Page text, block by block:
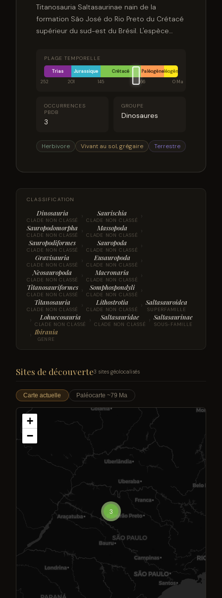
Titanosauria Saltasaurinae nain de la
formation São José do Rio Preto du Crétacé
supérieur du sud-est du Brésil. L'espèce
petits sauropodes connus à ce jour,
comparable en taille au Titanosauria
Magyarosaurus.
PLAGE TEMPORELLE
Trias Jurassique Crétacé PaléogèneNéogène
252
201 145 66 0 Ma
OCCURRENCES
PBDB
3
GROUPE
Dinosaures
Herbivore Vivant au sol, grégaire Terrestre
CLASSIFICATION
Dinosauria
CLADE NON CLASSÉ › Saurischia
CLADE NON CLASSÉ ›
Sauropodomorpha
CLADE NON CLASSÉ › Massopoda
CLADE NON CLASSÉ ›
Sauropodiformes
CLADE NON CLASSÉ › Sauropoda
CLADE NON CLASSÉ ›
Gravisauria
CLADE NON CLASSÉ › Eusauropoda
CLADE NON CLASSÉ ›
Neosauropoda
CLADE NON CLASSÉ › Macronaria
CLADE NON CLASSÉ ›
Titanosauriformes
CLADE NON CLASSÉ › Somphospondyli
CLADE NON CLASSÉ ›
Titanosauria
CLADE NON CLASSÉ › Lithostrotia
CLADE NON CLASSÉ › Saltasauroidea
SUPERFAMILLE
› Lohuecosauria
CLADE NON CLASSÉ › Saltasauridae
CLADE NON CLASSÉ › Saltasaurinae
SOUS-FAMILLE
› Ibirania
GENRE
Sites de découverte3 sites géolocalisés
Carte actuelle Paléocarte ~79 Ma
3
+
−